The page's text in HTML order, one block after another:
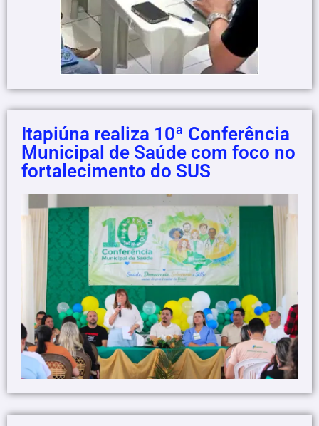
Itapiúna realiza 10ª Conferência
Municipal de Saúde com foco no
fortalecimento do SUS